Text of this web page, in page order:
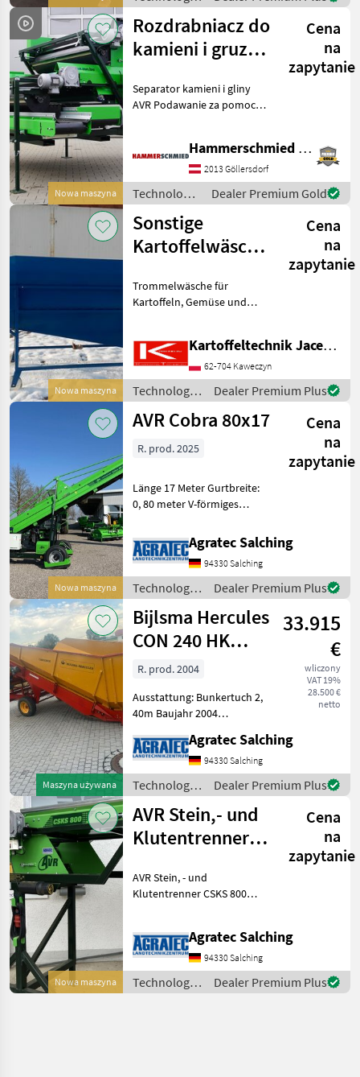
ziemniaczana
/ Sonstige
Nowa maszyna
Rozdrabniacz do
kamieni i gruzu
Cena
na
zapytanie
Separator kamieni i gliny
AVR Podawanie za pomocą
walce separujące o
szerokości 160 cm Owijka z
miękkiej gumy z warstwą
wierzc
Hammerschmied GmbH
2013 Göllersdorf
Technologia
ziemniaczana
/ AVR
Dealer Premium Gold
Nowa maszyna
Sonstige
Kartoffelwäsche,
Trommelwäsche
Cena
na
zapytanie
Trommelwäsche für
Kartoffeln, Gemüse und
Maschine ist 380 cm lang
und 100 cm breit. Das
Waschen erfolgt in 2 Stufen:
Kartoffeltechnik Jacek Boras
62-704 Kaweczyn
Technologia
ziemniaczana
/ Sonstige
Dealer Premium Plus
Nowa maszyna
AVR Cobra 80x17
Cena
na
zapytanie
R. prod. 2025
Länge 17 Meter Gurtbreite:
0, 80 meter V-förmiges
Kapazität und
produktfreundlich Hohes
Winkelprofil am
Förderband Robuster
Hauptrahmen, MONOBODY-
Typ
Agratec Salching
94330 Salching
Technologia
ziemniaczana
/ AVR
Dealer Premium Plus
Maszyna używana
Bijlsma Hercules
CON 240 HK
Sturzbunker
33.915
€
wliczony
VAT 19%
28.500 €
netto
R. prod. 2004
Ausstattung: Bunkertuch 2,
40m Baujahr 2004
Abfuhrbänder
Bedienmonitor Beiligende
Ersazteile: 3x Spiralwalze
Bodentuch 2 Sätze
Galtwalzen mit
Agratec Salching
94330 Salching
Technologia
ziemniaczana
/ Bijlsma
Hercules
Dealer Premium Plus
Nowa maszyna
AVR Stein,- und
Klutentrenner
Cena
na
zapytanie
AVR Stein, - und
Klutentrenner CSKS 800
-80cm Rolle mit
gewicheltem Weichgummi
und einer Deckschicht in
einzelen S
Agratec Salching
94330 Salching
Technologia
ziemniaczana
Dealer Premium Plus